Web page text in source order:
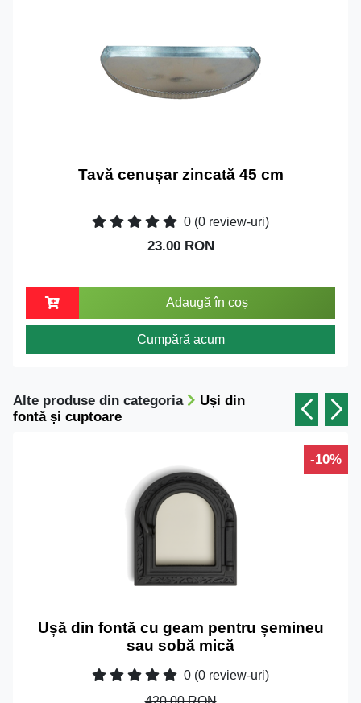
Tavă cenușar zincată 45 cm
0 (0 review-uri)
23.00 RON
Adaugă în coș
Cumpără acum
Alte produse din categoria
Uși din
fontă și cuptoare
-10%
Ușă din fontă cu geam pentru șemineu
sau sobă mică
0 (0 review-uri)